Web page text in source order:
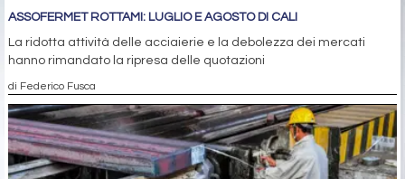
ASSOFERMET ROTTAMI: LUGLIO E AGOSTO DI CALI
La ridotta attività delle acciaierie e la debolezza dei mercati
hanno rimandato la ripresa delle quotazioni
di Federico Fusca